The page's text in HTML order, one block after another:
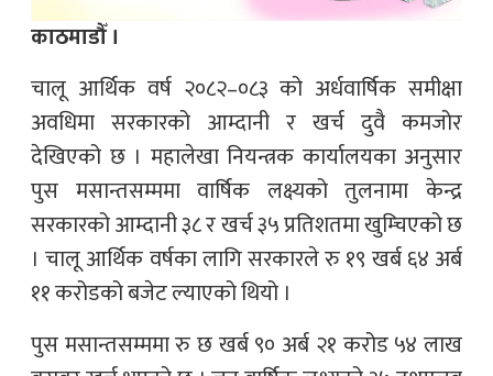
काठमाडौँ ।
चालू आर्थिक वर्ष २०८२–०८३ को अर्धवार्षिक समीक्षा
अवधिमा सरकारको आम्दानी र खर्च दुवै कमजोर
देखिएको छ । महालेखा नियन्त्रक कार्यालयका अनुसार
पुस मसान्तसम्ममा वार्षिक लक्ष्यको तुलनामा केन्द्र
सरकारको आम्दानी ३८ र खर्च ३५ प्रतिशतमा खुम्चिएको छ
। चालू आर्थिक वर्षका लागि सरकारले रु १९ खर्ब ६४ अर्ब
११ करोडको बजेट ल्याएको थियो ।
पुस मसान्तसम्ममा रु छ खर्ब ९० अर्ब २१ करोड ५४ लाख